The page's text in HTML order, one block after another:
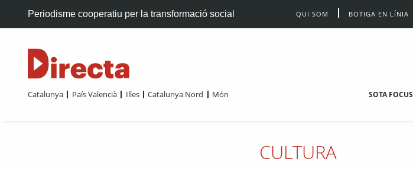
Periodisme cooperatiu per la transformació social QUI SOM BOTIGA EN LÍNIA
Catalunya País Valencià Illes Catalunya Nord Món SOTA FOCUS
CULTURA